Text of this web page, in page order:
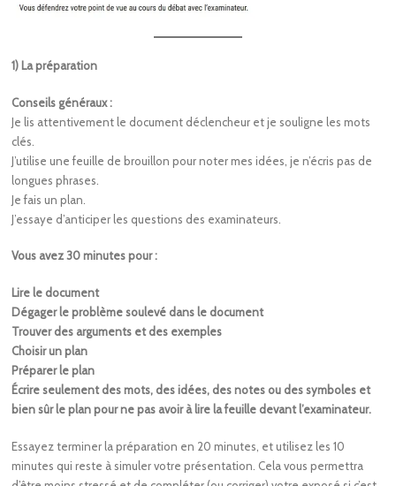
1) La préparation
Conseils généraux :
Je lis attentivement le document déclencheur et je souligne les mots
clés.
J’utilise une feuille de brouillon pour noter mes idées, je n’écris pas de
longues phrases.
Je fais un plan.
J’essaye d’anticiper les questions des examinateurs.
Vous avez 30 minutes pour :
Lire le document
Dégager le problème soulevé dans le document
Trouver des arguments et des exemples
Choisir un plan
Préparer le plan
Écrire seulement des mots, des idées, des notes ou des symboles et
bien sûr le plan pour ne pas avoir à lire la feuille devant l’examinateur.
Essayez terminer la préparation en 20 minutes, et utilisez les 10
minutes qui reste à simuler votre présentation. Cela vous permettra